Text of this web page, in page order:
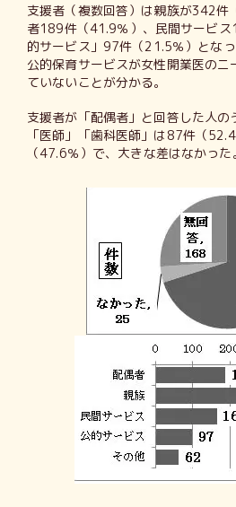
支援者（複数回答）は親族が342件
者189件（41.9％）、民間サービ
的サービス」97件（21.5％）とな
公的保育サービスが女性開業医のニ
ていないことが分かる。
支援者が「配偶者」と回答した人の
「医師」「歯科医師」は87件（
（47.6％）で、大きな差はなかった。